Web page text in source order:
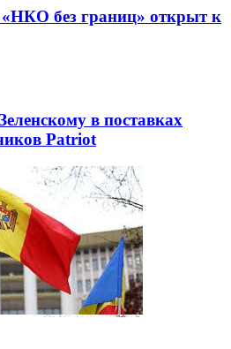
«НКО без границ» открыт к
в поставках
Patriot